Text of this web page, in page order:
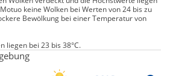
keine Wolken bei Werten von 24 bis zu
Bewölkung bei einer Temperatur von
liegen bei 23 bis 38°C.